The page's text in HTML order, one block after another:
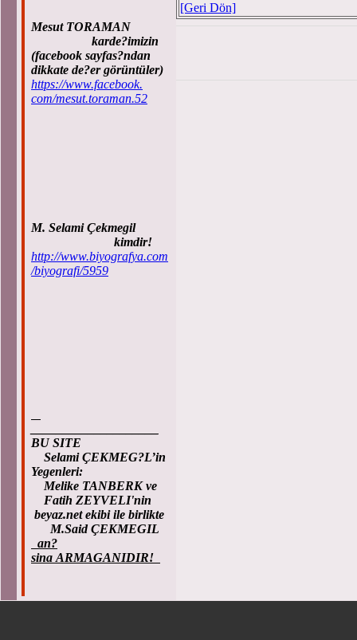
Mesut TORAMAN
karde?imizin
(facebook sayfas?ndan
dikkate de?er görüntüler)
https://www.facebook.
com/mesut.toraman.52
M. Selami Çekmegil
kimdir!
http://www.biyografya.com
/biyografi/5959
BU SITE
Selami ÇEKMEG?L’in
Yegenleri:
Melike TANBERK ve
Fatih ZEYVELI'nin
beyaz.net ekibi ile birlikte
M.Said ÇEKMEGIL
an?
sina ARMAGANIDIR!
[Geri Dön]